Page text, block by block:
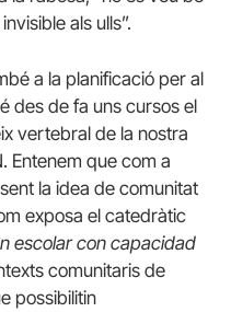
als ulls”.
a la planificació per al
des de fa uns cursos el
vertebral de la nostra
Entenem que com a
la idea de comunitat
exposa el catedràtic
escolar con capacidad
comunitaris de
possibilitin